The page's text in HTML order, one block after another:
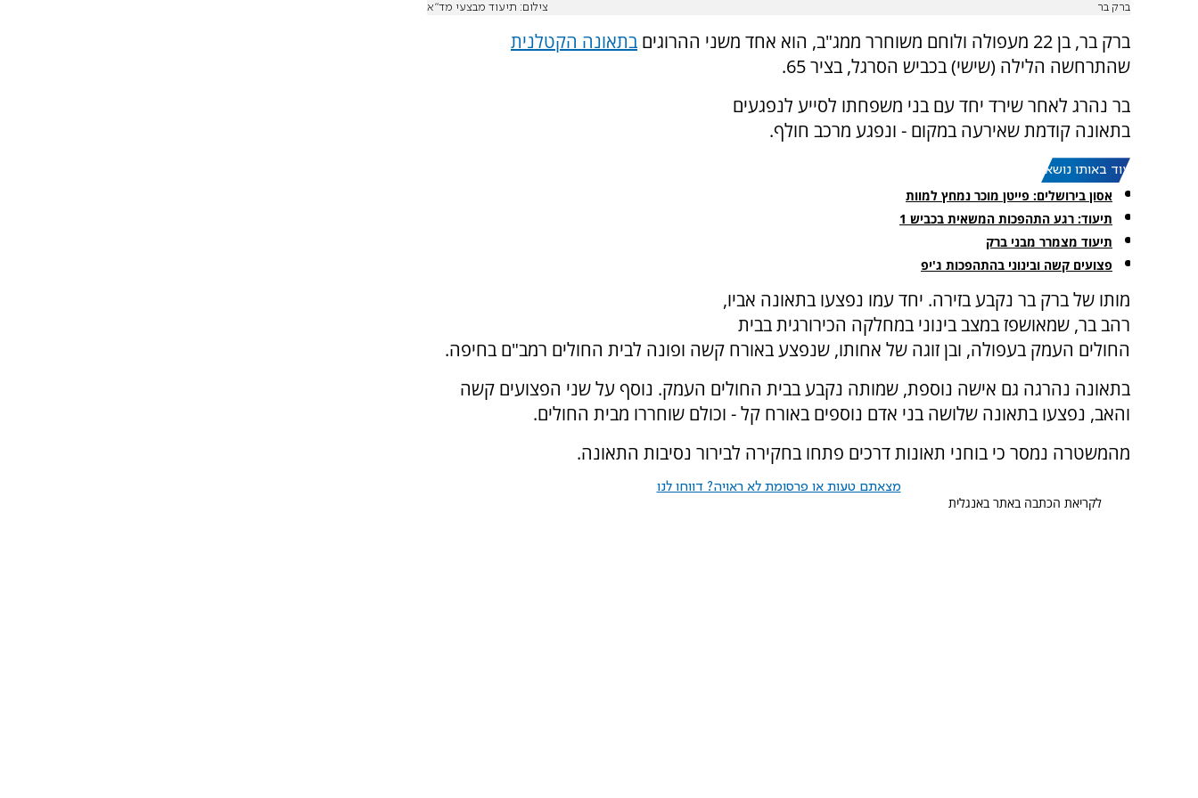
ברק בר צילום: תיעוד מבצעי מד"א
ברק בר, בן 22 מעפולה ולוחם משוחרר ממג"ב, הוא אחד משני ההרוגים
בתאונה הקטלנית
שהתרחשה הלילה (שישי) בכביש הסרגל, בציר 65.
בר נהרג לאחר שירד יחד עם בני משפחתו לסייע לנפגעים
בתאונה קודמת שאירעה במקום - ונפגע מרכב חולף.
עוד באותו נושא:
אסון בירושלים: פייטן מוכר נמחץ למוות
תיעוד: רגע התהפכות המשאית בכביש 1
תיעוד מצמרר מבני ברק
פצועים קשה ובינוני בהתהפכות ג'יפ
מותו של ברק בר נקבע בזירה. יחד עמו נפצעו בתאונה אביו,
רהב בר, שמאושפז במצב בינוני במחלקה הכירורגית בבית
החולים העמק בעפולה, ובן זוגה של אחותו, שנפצע באורח קשה ופונה לבית החולים רמב"ם בחיפה.
בתאונה נהרגה גם אישה נוספת, שמותה נקבע בבית החולים העמק. נוסף על שני הפצועים קשה
והאב, נפצעו בתאונה שלושה בני אדם נוספים באורח קל - וכולם שוחררו מבית החולים.
מהמשטרה נמסר כי בוחני תאונות דרכים פתחו בחקירה לבירור נסיבות התאונה.
מצאתם טעות או פרסומת לא ראויה? דווחו לנו
לקריאת הכתבה באתר באנגלית